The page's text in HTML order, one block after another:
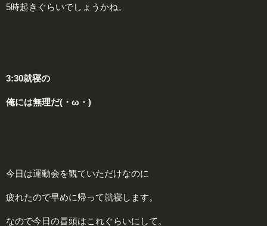
5時起きぐらいでしょうかね。
3:30就寝の
俺には無理だ(・ω・)
今日は運動会を観ていただけなのに
疲れたので早めに帰って就寝します。
なので今日の冒頭はこれぐらいにして。